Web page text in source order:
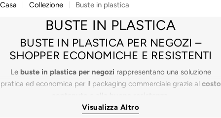
Casa Collezione Buste in plastica
C
O
L
L
BUSTE IN PLASTICA
BUSTE IN PLASTICA PER NEGOZI –
SHOPPER ECONOMICHE E RESISTENTI
Le buste in plastica per negozi rappresentano una soluzione
pratica ed economica per il packaging commerciale grazie al costo
formati, colori e modelli,
Visualizza Altro